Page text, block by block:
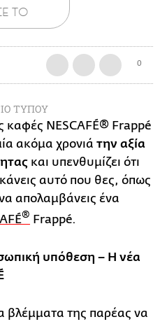
ΤΟ
0
ΤΥΠΟΥ
καφές NESCAFÉ® Frappé
ακόμα χρονιά την αξία
και υπενθυμίζει ότι
αυτό που θες, όπως
απολαμβάνεις ένα
® Frappé.
υπόθεση – Η νέα
βλέμματα της παρέας να